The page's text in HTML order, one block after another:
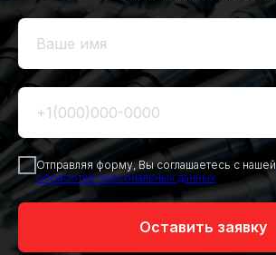
Отправляя форму, Вы соглашаетесь с нашей
обработки персональных данных
Оставить заявку